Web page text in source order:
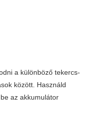
a különböző tekercs-
között. Használd
az akkumulátor